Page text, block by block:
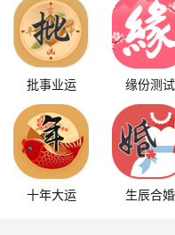
批事业运 缘份测试
十年大运 生辰合婚